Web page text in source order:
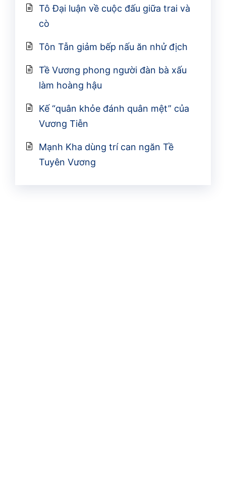
Tô Đại luận về cuộc đấu giữa trai và
cò
Tôn Tẫn giảm bếp nấu ăn nhử địch
Tề Vương phong người đàn bà xấu
làm hoàng hậu
Kế “quân khỏe đánh quân mệt” của
Vương Tiễn
Mạnh Kha dùng trí can ngăn Tề
Tuyên Vương